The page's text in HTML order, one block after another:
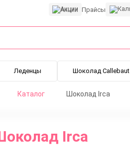
Акции Прайсы
Леденцы Шоколад Callebaut
Каталог Шоколад Irca
Irca